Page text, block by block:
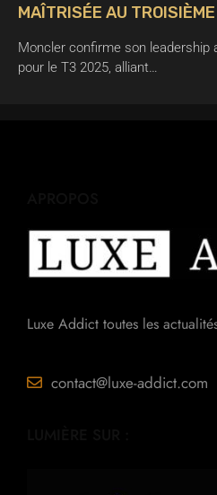
MAÎTRISÉE AU
Moncler confirme son leadership
pour le T3 2025, alliant…
Luxe Addict toutes les
contact@luxe-addict.com